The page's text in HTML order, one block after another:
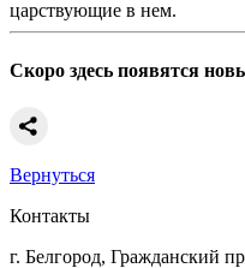
царствующие в нем.
Скоро здесь появятся
Вернуться
Контакты
г. Белгород, Гражданский